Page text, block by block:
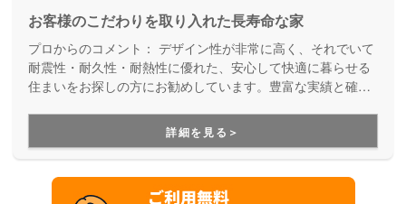
お客様のこだわりを取り入れた長寿命な家
プロからのコメント： デザイン性が非常に高く、それでいて
耐震性・耐久性・耐熱性に優れた、安心して快適に暮らせる
住まいをお探しの方にお勧めしています。豊富な実績と確か
詳細を見る＞